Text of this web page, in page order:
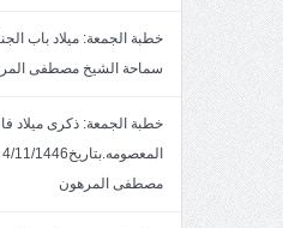
سماحة الشيخ مصطفى
خطبة الجمعة: ذكرى ميلاد
مصطفى المرهون